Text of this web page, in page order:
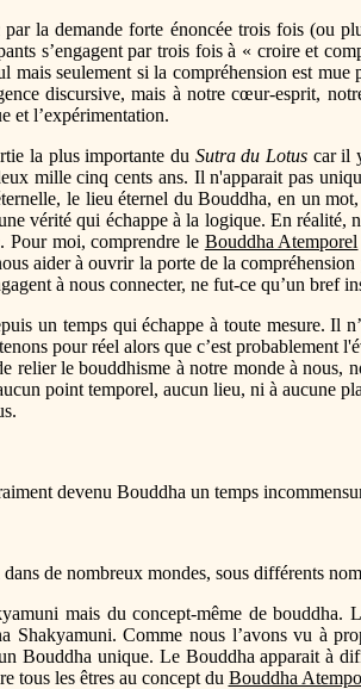
par la demande forte énoncée trois fois (ou
s’engagent par trois fois à « croire et
mais seulement si la compréhension est mue
discursive, mais à notre cœur-esprit,
et l’expérimentation.
la plus importante du Sutra du Lotuscar il y
mille cinq cents ans. Il n'apparait pas
le lieu éternel du Bouddha, en un
vérité qui échappe à la logique. En
. Pour moi, comprendre le Bouddha Atemporel
aider à ouvrir la porte de la
à nous connecter, ne fut-ce qu’un
un temps qui échappe à toute mesure. Il
pour réel alors que c’est probablement
relier le bouddhisme à notre monde à nous,
point temporel, aucun lieu, ni à aucune
devenu Bouddha un temps
de nombreux mondes, sous différents
mais du concept-même de bouddha.
Shakyamuni. Comme nous l’avons vu à
Bouddha unique. Le Bouddha apparait à
tous les êtres au concept du Bouddha